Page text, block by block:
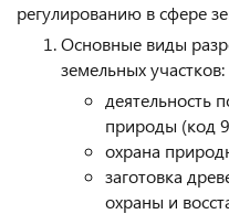
регулированию в сфере
Основные виды
земельных участков:
деятельность
природы (код
охрана
заготовка
охраны и